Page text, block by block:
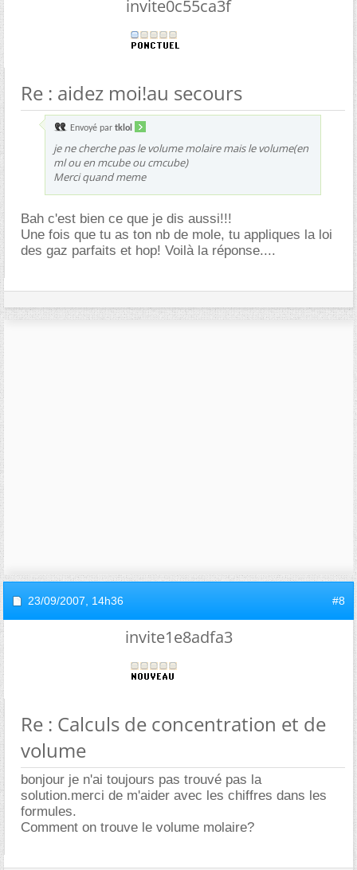
invite0c55ca3f
Re : aidez moi!au secours
Envoyé par tklol
je ne cherche pas le volume molaire mais le volume(en
ml ou en mcube ou cmcube)
Merci quand meme
Bah c'est bien ce que je dis aussi!!!
Une fois que tu as ton nb de mole, tu appliques la loi
des gaz parfaits et hop! Voilà la réponse....
23/09/2007, 14h36 #8
invite1e8adfa3
Re : Calculs de concentration et de
volume
bonjour je n'ai toujours pas trouvé pas la
solution.merci de m'aider avec les chiffres dans les
formules.
Comment on trouve le volume molaire?